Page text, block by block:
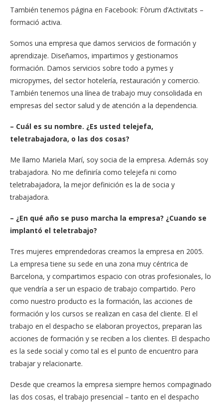
También tenemos página en Facebook: Fòrum d’Activitats –
formació activa.
Somos una empresa que damos servicios de formación y
aprendizaje. Diseñamos, impartimos y gestionamos
formación. Damos servicios sobre todo a pymes y
micropymes, del sector hotelería, restauración y comercio.
También tenemos una línea de trabajo muy consolidada en
empresas del sector salud y de atención a la dependencia.
– Cuál es su nombre. ¿Es usted telejefa,
teletrabajadora, o las dos cosas?
Me llamo Mariela Marí, soy socia de la empresa. Además soy
trabajadora. No me definiría como telejefa ni como
teletrabajadora, la mejor definición es la de socia y
trabajadora.
– ¿En qué año se puso marcha la empresa? ¿Cuando se
implantó el teletrabajo?
Tres mujeres emprendedoras creamos la empresa en 2005.
La empresa tiene su sede en una zona muy céntrica de
Barcelona, y compartimos espacio con otras profesionales, lo
que vendría a ser un espacio de trabajo compartido. Pero
como nuestro producto es la formación, las acciones de
formación y los cursos se realizan en casa del cliente. El el
trabajo en el despacho se elaboran proyectos, preparan las
acciones de formación y se reciben a los clientes. El despacho
es la sede social y como tal es el punto de encuentro para
trabajar y relacionarte.
Desde que creamos la empresa siempre hemos compaginado
las dos cosas, el trabajo presencial – tanto en el despacho